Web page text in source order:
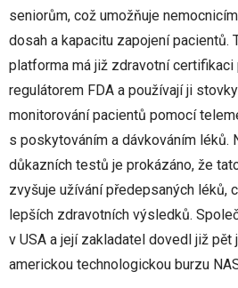
seniorům, což umožňuje
dosah a kapacitu zapojení pacientů.
platforma má již zdravotní
regulátorem FDA a používají ji
monitorování pacientů pomocí
s poskytováním a dávkováním léků.
důkazních testů je prokázáno, že
zvyšuje užívání předepsaných léků,
lepších zdravotních výsledků.
v USA a její zakladatel dovedl již
americkou technologickou burzu